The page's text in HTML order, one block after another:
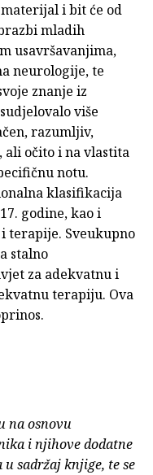
i bit će od
mladih
usavršavanjima,
neurologije, te
znanje iz
više
razumljiv,
očito i na vlastita
notu.
klasifikacija
godine, kao i
terapije. Sveukupno
stalno
za adekvatnu i
terapiju. Ova
na osnovu
i njihove dodatne
sadržaj knjige, te se